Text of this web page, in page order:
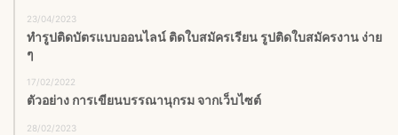
23/04/2023
ทำรูปติดบัตรแบบออนไลน์ ติดใบสมัครเรียน รูปติดใบสมัครงาน ง่าย
ๆ
17/02/2022
ตัวอย่าง การเขียนบรรณานุกรม จากเว็บไซต์
28/02/2023